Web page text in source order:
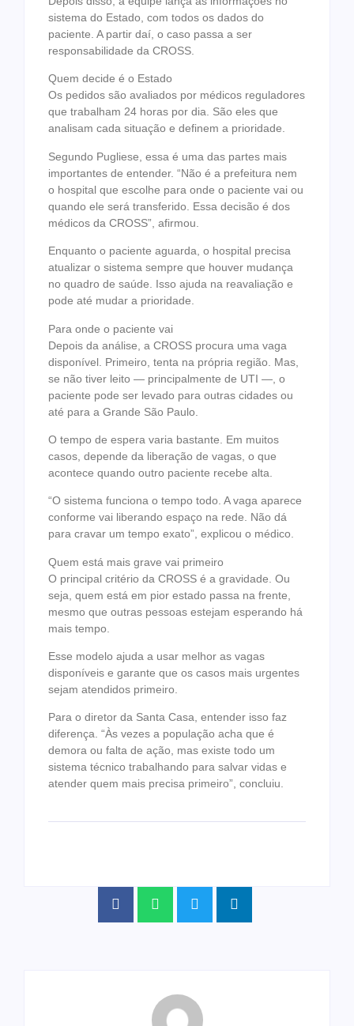
sistema do Estado, com todos os dados do
paciente. A partir daí, o caso passa a ser
responsabilidade da CROSS.
Quem decide é o Estado
Os pedidos são avaliados por médicos reguladores
que trabalham 24 horas por dia. São eles que
analisam cada situação e definem a prioridade.
Segundo Pugliese, essa é uma das partes mais
importantes de entender. “Não é a prefeitura nem
o hospital que escolhe para onde o paciente vai ou
quando ele será transferido. Essa decisão é dos
médicos da CROSS”, afirmou.
Enquanto o paciente aguarda, o hospital precisa
atualizar o sistema sempre que houver mudança
no quadro de saúde. Isso ajuda na reavaliação e
pode até mudar a prioridade.
Para onde o paciente vai
Depois da análise, a CROSS procura uma vaga
disponível. Primeiro, tenta na própria região. Mas,
se não tiver leito — principalmente de UTI —, o
paciente pode ser levado para outras cidades ou
até para a Grande São Paulo.
O tempo de espera varia bastante. Em muitos
casos, depende da liberação de vagas, o que
acontece quando outro paciente recebe alta.
“O sistema funciona o tempo todo. A vaga aparece
conforme vai liberando espaço na rede. Não dá
para cravar um tempo exato”, explicou o médico.
Quem está mais grave vai primeiro
O principal critério da CROSS é a gravidade. Ou
seja, quem está em pior estado passa na frente,
mesmo que outras pessoas estejam esperando há
mais tempo.
Esse modelo ajuda a usar melhor as vagas
disponíveis e garante que os casos mais urgentes
sejam atendidos primeiro.
Para o diretor da Santa Casa, entender isso faz
diferença. “Às vezes a população acha que é
demora ou falta de ação, mas existe todo um
sistema técnico trabalhando para salvar vidas e
atender quem mais precisa primeiro”, concluiu.